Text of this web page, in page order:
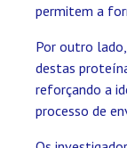
permitem a
Por outro
destas
reforçando a
processo de